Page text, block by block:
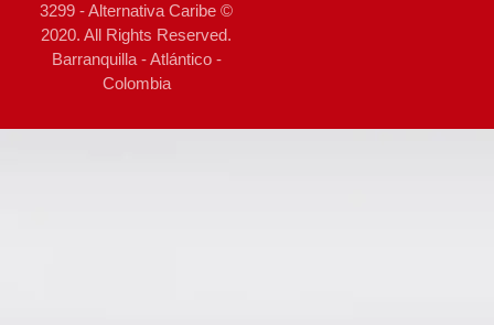
3299 - Alternativa Caribe ©
2020. All Rights Reserved.
Barranquilla - Atlántico -
Colombia